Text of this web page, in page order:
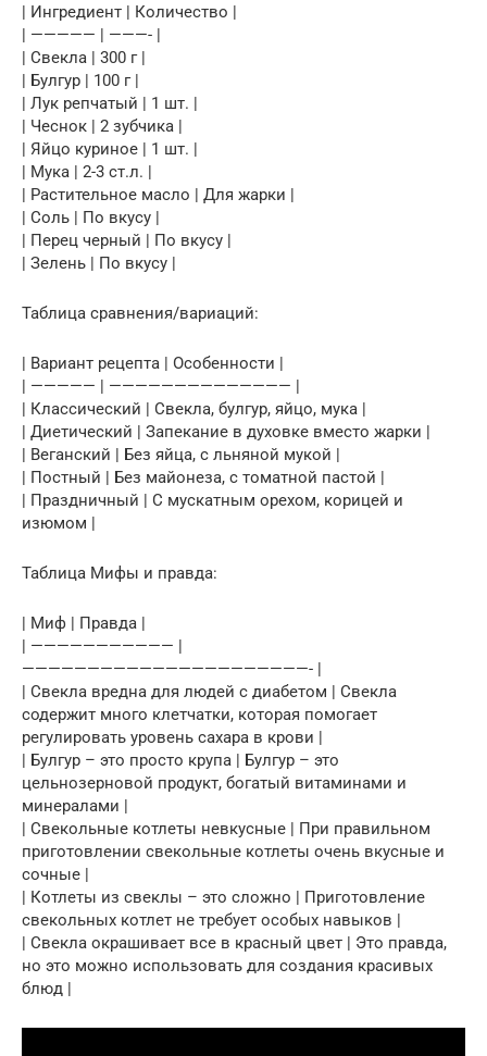
| Ингредиент | Количество |
| ————— | ———- |
| Свекла | 300 г |
| Булгур | 100 г |
| Лук репчатый | 1 шт. |
| Чеснок | 2 зубчика |
| Яйцо куриное | 1 шт. |
| Мука | 2-3 ст.л. |
| Растительное масло | Для жарки |
| Соль | По вкусу |
| Перец черный | По вкусу |
| Зелень | По вкусу |
Таблица сравнения/вариаций:
| Вариант рецепта | Особенности |
| ————— | —————————————— |
| Классический | Свекла, булгур, яйцо, мука |
| Диетический | Запекание в духовке вместо жарки |
| Веганский | Без яйца, с льняной мукой |
| Постный | Без майонеза, с томатной пастой |
| Праздничный | С мускатным орехом, корицей и
изюмом |
Таблица Мифы и правда:
| Миф | Правда |
| ——————————— |
——————————————————————- |
| Свекла вредна для людей с диабетом | Свекла
содержит много клетчатки, которая помогает
регулировать уровень сахара в крови |
| Булгур – это просто крупа | Булгур – это
цельнозерновой продукт, богатый витаминами и
минералами |
| Свекольные котлеты невкусные | При правильном
приготовлении свекольные котлеты очень вкусные и
сочные |
| Котлеты из свеклы – это сложно | Приготовление
свекольных котлет не требует особых навыков |
| Свекла окрашивает все в красный цвет | Это правда,
но это можно использовать для создания красивых
блюд |